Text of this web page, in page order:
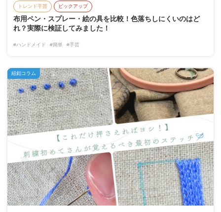
トレンド手芸 ピックアップ
布用ペン・スプレー・絵の具を比較！色落ちしにくいのはど
れ？実際に検証してみました！
#ハンドメイド #簡単 #手芸
紐釦コラム